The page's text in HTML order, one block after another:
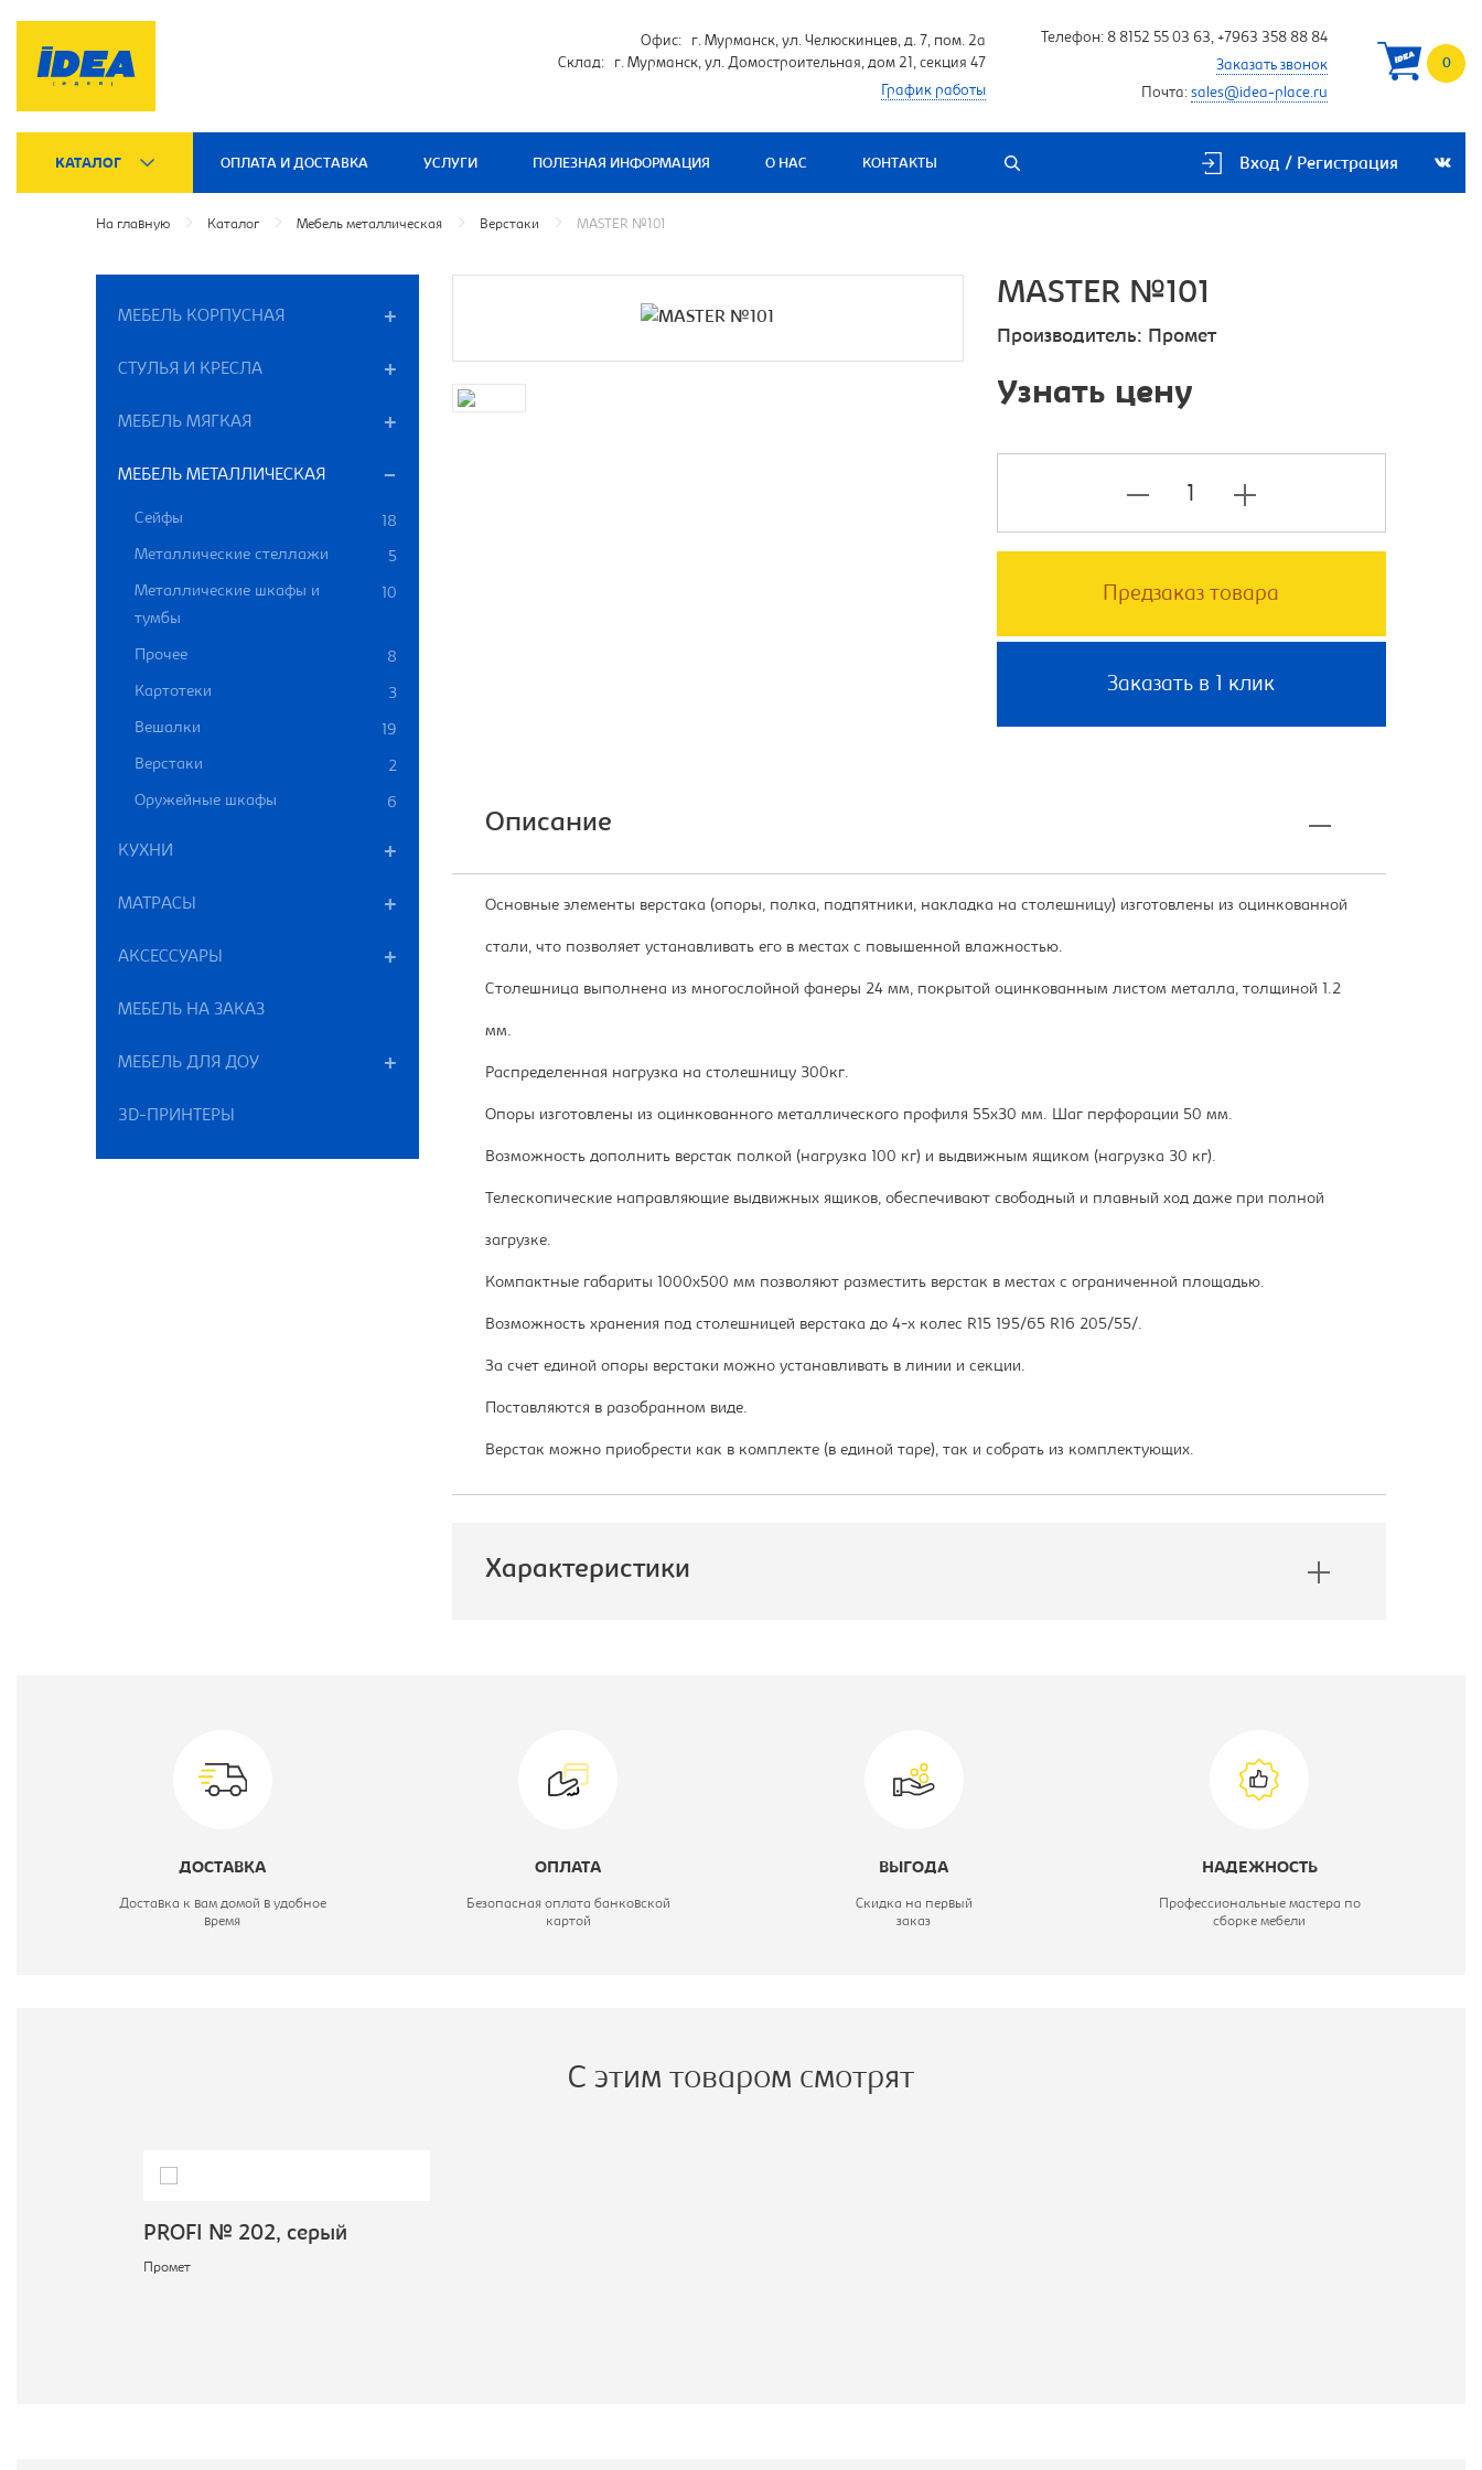
Офис: г. Мурманск, ул. Челюскинцев, д. 7, пом. 2а
Склад: г. Мурманск, ул. Домостроительная, дом 21, секция 47
График работы
Телефон: 8 8152 55 03 63, +7963 358 88 84
Заказать звонок
Почта: sales@idea-place.ru
0
КАТАЛОГ ОПЛАТА И ДОСТАВКА УСЛУГИ ПОЛЕЗНАЯ ИНФОРМАЦИЯ О НАС КОНТАКТЫ Вход / Регистрация
На главную Каталог Мебель металлическая Верстаки MASTER №101
МЕБЕЛЬ КОРПУСНАЯ
СТУЛЬЯ И КРЕСЛА
МЕБЕЛЬ МЯГКАЯ
МЕБЕЛЬ МЕТАЛЛИЧЕСКАЯ
Сейфы
18
Металлические стеллажи
5
Металлические шкафы и
тумбы
10
Прочее 8
Картотеки 3
Вешалки 19
Верстаки 2
Оружейные шкафы 6
КУХНИ
МАТРАСЫ
АКСЕССУАРЫ
МЕБЕЛЬ НА ЗАКАЗ
МЕБЕЛЬ ДЛЯ ДОУ
3D-ПРИНТЕРЫ
MASTER №101
Производитель: Промет
Узнать цену
Предзаказ товара
Заказать в 1 клик
Описание
Основные элементы верстака (опоры, полка, подпятники, накладка на столешницу) изготовлены из оцинкованной
стали, что позволяет устанавливать его в местах с повышенной влажностью.
Столешница выполнена из многослойной фанеры 24 мм, покрытой оцинкованным листом металла, толщиной 1.2
мм.
Распределенная нагрузка на столешницу 300кг.
Опоры изготовлены из оцинкованного металлического профиля 55х30 мм. Шаг перфорации 50 мм.
Возможность дополнить верстак полкой (нагрузка 100 кг) и выдвижным ящиком (нагрузка 30 кг).
Телескопические направляющие выдвижных ящиков, обеспечивают свободный и плавный ход даже при полной
загрузке.
Компактные габариты 1000х500 мм позволяют разместить верстак в местах с ограниченной площадью.
Возможность хранения под столешницей верстака до 4-х колес R15 195/65 R16 205/55/.
За счет единой опоры верстаки можно устанавливать в линии и секции.
Поставляются в разобранном виде.
Верстак можно приобрести как в комплекте (в единой таре), так и собрать из комплектующих.
Характеристики
Глубина, мм:
Модель верстака:
ДОСТАВКА
Доставка к вам домой в удобное
время
ОПЛАТА
Безопасная оплата банковской
картой
ВЫГОДА
Скидка на первый
заказ
НАДЕЖНОСТЬ
Профессиональные мастера по
сборке мебели
С этим товаром смотрят
PROFI № 202, серый
Промет